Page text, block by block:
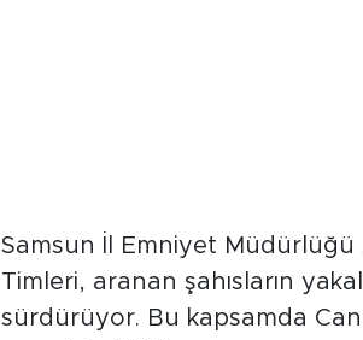
Samsun İl Emniyet
Timleri, aranan şahısların
sürdürüyor. Bu kapsamda